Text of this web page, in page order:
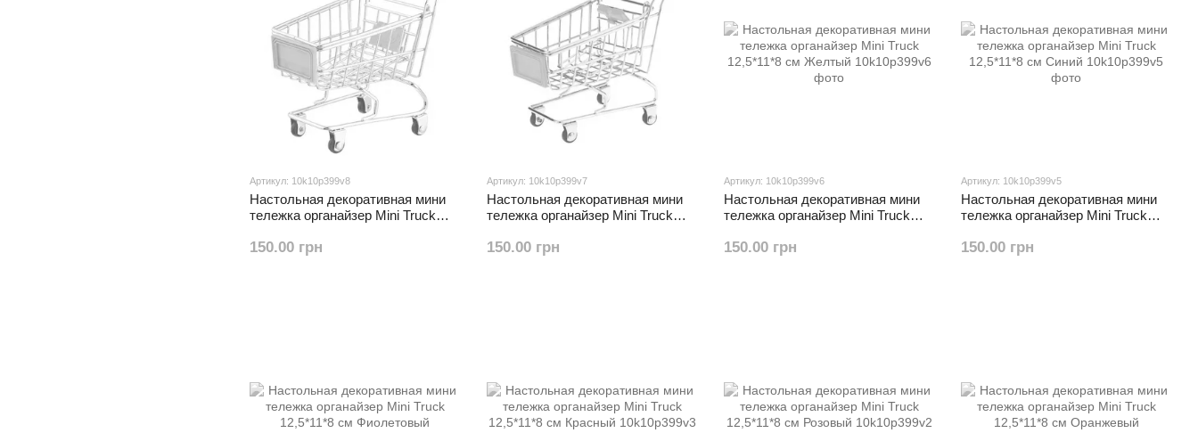
Артикул: 10k10p399v8
Настольная декоративная мини
тележка органайзер Mini Truck
150.00 грн
Артикул: 10k10p399v7
Настольная декоративная мини
тележка органайзер Mini Truck
150.00 грн
Артикул: 10k10p399v6
Настольная декоративная мини
тележка органайзер Mini Truck
150.00 грн
Артикул: 10k10p399v5
Настольная декоративная мини
тележка органайзер Mini Truck
150.00 грн